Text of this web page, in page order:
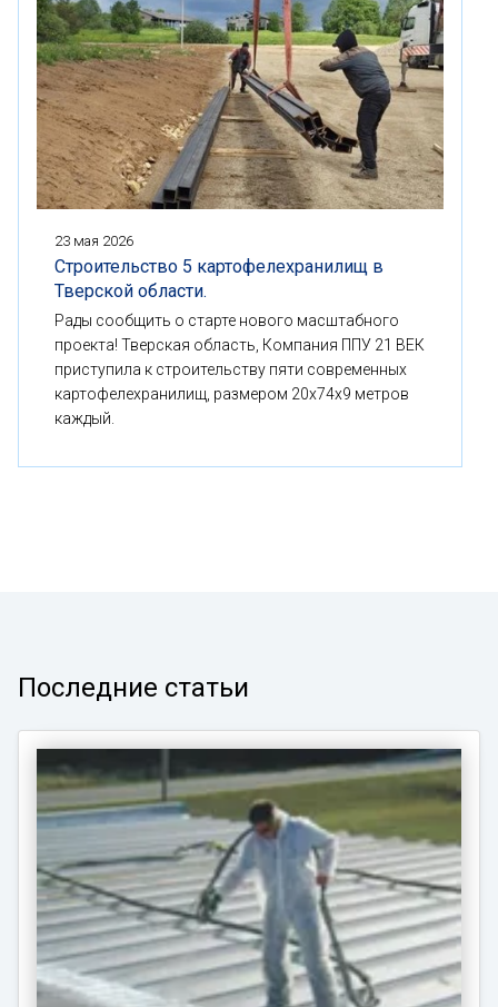
23 мая 2026
Строительство 5 картофелехранилищ в
Тверской области.
Рады сообщить о старте нового масштабного
проекта! Тверская область, Компания ППУ 21 ВЕК
приступила к строительству пяти современных
картофелехранилищ, размером 20x74x9 метров
каждый.
Последние статьи